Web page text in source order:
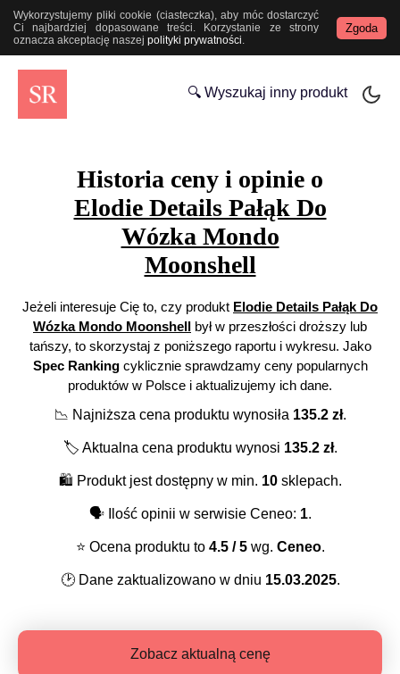
Wykorzystujemy pliki cookie (ciasteczka), aby móc dostarczyć
Ci najbardziej dopasowane treści. Korzystanie ze strony
oznacza akceptację naszej polityki prywatności.
Zgoda
🔍 Wyszukaj inny produkt
Historia ceny i opinie o
Elodie Details Pałąk Do
Wózka Mondo
Moonshell
Jeżeli interesuje Cię to, czy produkt Elodie Details Pałąk Do
Wózka Mondo Moonshell był w przeszłości droższy lub
tańszy, to skorzystaj z poniższego raportu i wykresu. Jako
Spec Rankingcyklicznie sprawdzamy ceny popularnych
produktów w Polsce i aktualizujemy ich dane.
📉 Najniższa cena produktu wynosiła 135.2zł.
🏷️ Aktualna cena produktu wynosi 135.2zł.
🛍️ Produkt jest dostępny w min. 10sklepach.
🗣️Ilość opinii w serwisie Ceneo: 1.
⭐️ Ocena produktu to 4.5/ 5wg. Ceneo.
🕑Dane zaktualizowano w dniu 15.03.2025.
Zobacz aktualną cenę